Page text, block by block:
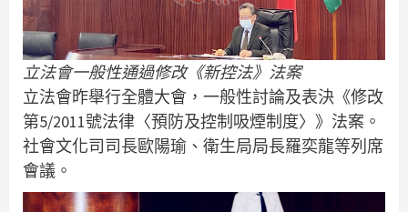
立法會一般性通過修改《新控法》法案
立法會昨舉行全體大會，一般性討論及表決《修改
第5/2011號法律〈預防及控制吸煙制度〉》法案。
社會文化司司長歐陽瑜、衛生局局長羅奕龍等列席
會議。